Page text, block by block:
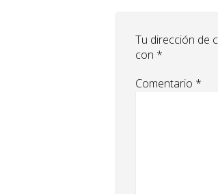
Tu dirección de
con *
Comentario *